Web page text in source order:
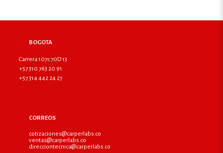
BOGOTA
Carrera 107c 70D 13
+57 310 763 20 91
+57 314 442 24 27
CORREOS
cotizaciones@carperlabs.co
ventas@carperlabs.co
direcciontecnica@carperlabs.co